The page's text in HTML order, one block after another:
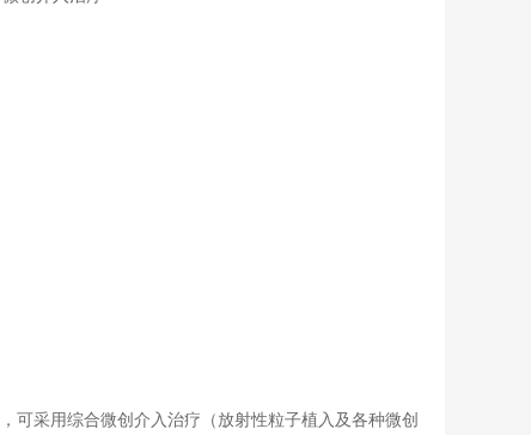
可采用综合微创介入治疗（放射性粒子植入及各种微创